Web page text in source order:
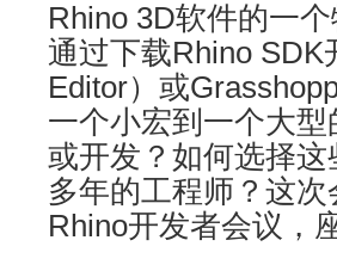
Rhino 3D软件的一
通过下载Rhino
Editor）或
一个小宏到一个大
或开发？如何选择
多年的工程师？这
Rhino开发者会议，